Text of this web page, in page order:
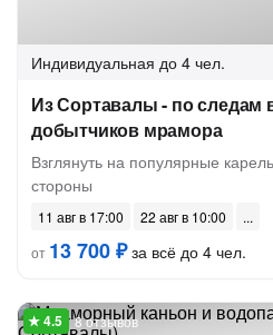
Индивидуальная до 4 чел.
Из Сортавалы - по следам
добытчиков мрамора
Взглянуть на популярные
стороны
11 авг в 17:00
22 авг в 10:00
от 13 700 ₽за всё до 4 чел.
8 отзывов